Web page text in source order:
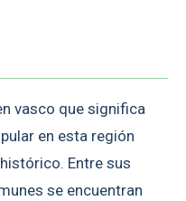
vasco que significa
en esta región
Entre sus
se encuentran